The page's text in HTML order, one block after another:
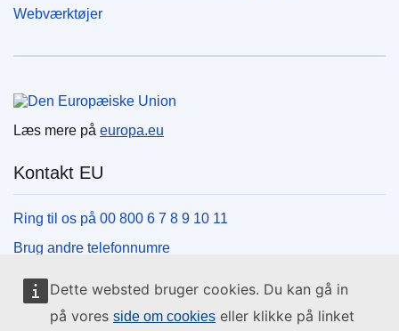
Dette websted bruger cookies. Du kan gå in
på vores side om cookies eller klikke på linket
Webværktøjer
Læs mere på europa.eu
Kontakt EU
Ring til os på 00 800 6 7 8 9 10 11
Brug andre telefonnumre
Skriv til os via vores kontaktformular
Mød os på et af EU-centrene